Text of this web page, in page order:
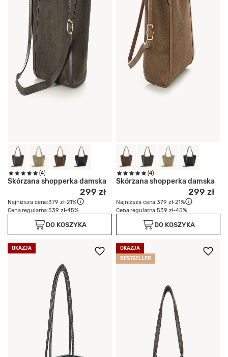
(4)
Skórzana shopperka damska
299 zł
Najniższa cena:379 zł-21%
Cena regularna:539 zł-45%
DO KOSZYKA
(4)
Skórzana shopperka damska
299 zł
Najniższa cena:379 zł-21%
Cena regularna:539 zł-45%
DO KOSZYKA
OKAZJA
OKAZJA
BESTSELLER